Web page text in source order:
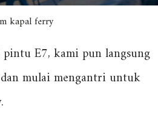
kapal ferry
E7, kami pun langsung
mulai mengantri untuk